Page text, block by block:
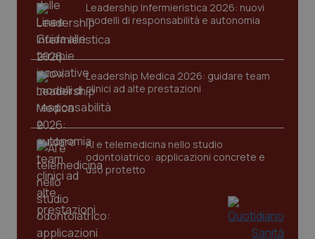
Tumore ovarico
Tumori del Polmone & Testa Collo
Tumori gastrointestinali
Ulcera & Reflusso
Vaccini
Leadership Infermieristica 2026: nuovi
modelli di responsabilità e autonomia
Leadership Medica 2026: guidare team
clinici ad alte prestazioni
AI e telemedicina nello studio
odontoiatrico: applicazioni concrete e
uso protetto
sito web abilitandone funzionalità di base quali la
navigazione sulle pagine e l'accesso alle aree
protette del sito. Il sito web non è in grado di
funzionare correttamente senza questi cookie.
Nome
Fornitore/Dominio
VISITOR_PRIVACY_METADATA
YouTube
.youtube.com